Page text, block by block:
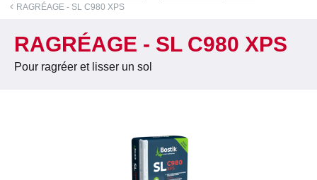
RAGRÉAGE - SL C980 XPS
RAGRÉAGE - SL C980 XPS
Pour ragréer et lisser un sol